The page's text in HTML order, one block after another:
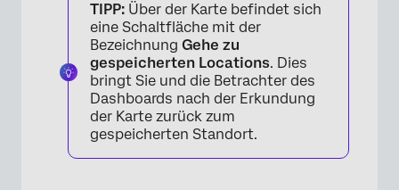
TIPP: Über der Karte befindet sich
eine Schaltfläche mit der
Bezeichnung Gehe zu
gespeicherten Locations. Dies
bringt Sie und die Betrachter des
Dashboards nach der Erkundung
der Karte zurück zum
gespeicherten Standort.